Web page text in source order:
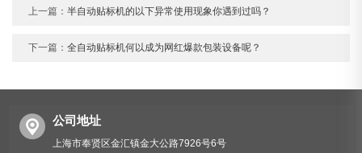
上一篇：半自动贴标机的以下异常使用现象你遇到过吗？
下一篇：全自动贴标机何以成为网红爆款包装设备呢？
公司地址
上海市奉贤区金汇镇金大公路7926号6号